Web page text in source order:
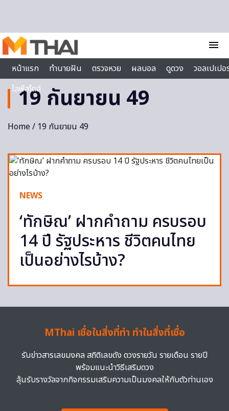
menu
หน้าแรก
ทำนายฝัน ตรวจหวย ผลบอล ดูดวง
วอลเปเป
ไลฟ์สไตล์
19 กันยายน 49
Home/ 19 กันยายน 49
NEWS
‘ทักษิณ’ ฝากคำถาม ครบรอบ
14 ปี รัฐประหาร ชีวิตคนไทย
เป็นอย่างไรบ้าง?
MThai เชื่อในสิ่งที่ทำ ทำในสิ่งที่เชื่อ
รับข่าวสารเลขมงคล สถิติเลขดัง ดวงรายวัน รายเดือน รายปี
พร้อมแนะนำวิธีเสริมดวง
ลุ้นรับรางวัลจากกิจกรรมเสริมความเป็นมงคลให้กับตัวท่านเอง